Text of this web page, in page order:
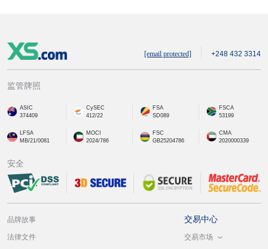
[email protected] +248 432 3314
监管牌照
ASIC
374409
CySEC
412/22
FSA
SD089
FSCA
53199
LFSA
MB/21/0081
MOCI
2024/786
FSC
GB25204786
CMA
2020000339
安全
品牌故事
法律文件
交易中心
交易市场